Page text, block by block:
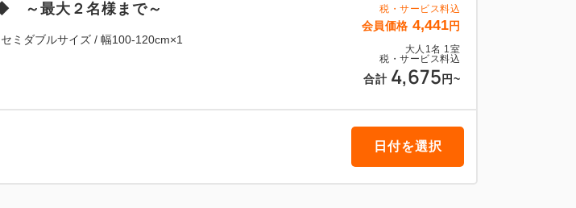
税・サービス料込
会員価格 4,441円
大人 1名 1室
税・サービス料込
合計 4,675 円~
～最大２名様まで～
セミダブルサイズ / 幅100-120cm×1
日付を選択